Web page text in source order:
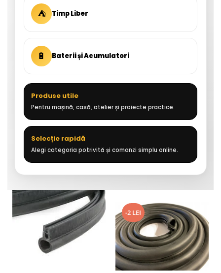
⛺ Timp Liber
🔋 Baterii și Acumulatori
Produse utile
Pentru mașină, casă, atelier și proiecte practice.
Selecție rapidă
Alegi categoria potrivită și comanzi simplu online.
-2 LEI